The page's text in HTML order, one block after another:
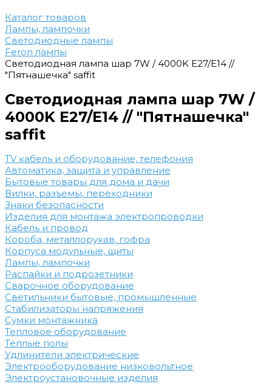
Каталог товаров
Лампы, лампочки
Светодиодные лампы
Feron лампы
Светодиодная лампа шар 7W / 4000K E27/Е14 //
"Пятнашечка" saffit
Светодиодная лампа шар 7W /
4000K E27/Е14 // "Пятнашечка"
saffit
TV кабель и оборудование, телефония
Автоматика, защита и управление
Бытовые товары для дома и дачи
Вилки, разъемы, переходники
Знаки безопасности
Изделия для монтажа электропроводки
Кабель и провод
Короба, металлорукав, гофра
Корпуса модульные, щиты
Лампы, лампочки
Распайки и подрозетники
Сварочное оборудование
Светильники бытовые, промышленные
Стабилизаторы напряжения
Сумки монтажника
Тепловое оборудование
Теплые полы
Удлинители электрические
Электрооборудование низковольтное
Электроустановочные изделия